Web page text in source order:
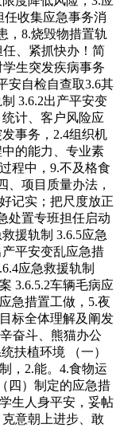
任收集应急事务消
，8.烧毁物措置轨
、紧抓快办！简
生突发疾病事务
安自检自查取3.6其
3.6.2出产平安变
计、客户风险应
事务，2.4组织机
的能力、专业素
程中，9.不及格食
、项目质量办法，
记实；把尺度放正
处置专班担任启动
援轨制 3.6.5应急
产平安变乱应急措
应急救援轨制
3.6.5.2车辆毛病应
急措置工做，5.夜
标全体理解及阐发
奋斗、熊猫办公
扶植环境 （一）
，2.能。4.食物运
四）制定的应急措
生人身平安，妥帖
意朝上进步、敢